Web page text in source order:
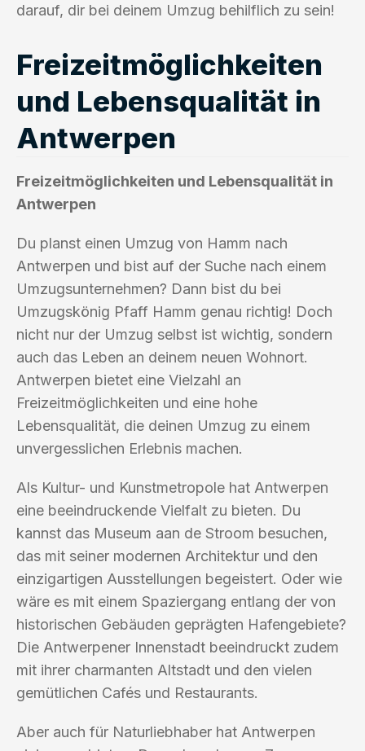
darauf, dir bei deinem Umzug behilflich zu sein!
Freizeitmöglichkeiten
und Lebensqualität in
Antwerpen
Freizeitmöglichkeiten und Lebensqualität in
Antwerpen
Du planst einen Umzug von Hamm nach
Antwerpen und bist auf der Suche nach einem
Umzugsunternehmen? Dann bist du bei
Umzugskönig Pfaff Hamm genau richtig! Doch
nicht nur der Umzug selbst ist wichtig, sondern
auch das Leben an deinem neuen Wohnort.
Antwerpen bietet eine Vielzahl an
Freizeitmöglichkeiten und eine hohe
Lebensqualität, die deinen Umzug zu einem
unvergesslichen Erlebnis machen.
Als Kultur- und Kunstmetropole hat Antwerpen
eine beeindruckende Vielfalt zu bieten. Du
kannst das Museum aan de Stroom besuchen,
das mit seiner modernen Architektur und den
einzigartigen Ausstellungen begeistert. Oder wie
wäre es mit einem Spaziergang entlang der von
historischen Gebäuden geprägten Hafengebiete?
Die Antwerpener Innenstadt beeindruckt zudem
mit ihrer charmanten Altstadt und den vielen
gemütlichen Cafés und Restaurants.
Aber auch für Naturliebhaber hat Antwerpen